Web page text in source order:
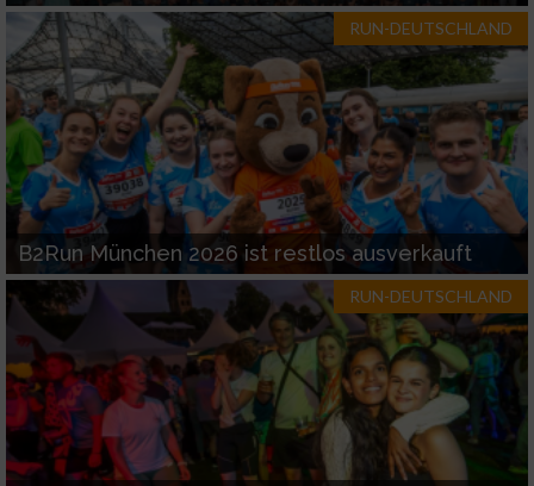
RUN-DEUTSCHLAND
B2Run München 2026 ist restlos ausverkauft
RUN-DEUTSCHLAND